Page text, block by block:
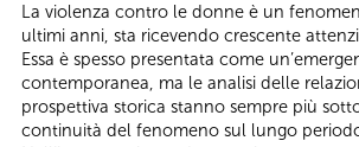
La violenza contro le donne è un
ultimi anni, sta ricevendo crescente
Essa è spesso presentata come
contemporanea, ma le analisi delle
prospettiva storica stanno sempre più
continuità del fenomeno sul lungo